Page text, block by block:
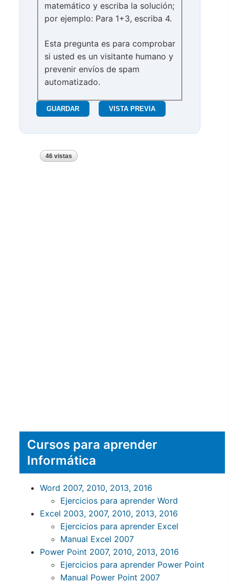
matemático y escriba la solución;
por ejemplo: Para 1+3, escriba 4.
Esta pregunta es para comprobar
si usted es un visitante humano y
prevenir envíos de spam
automatizado.
46 vistas
Cursos para aprender
Informática
Word 2007, 2010, 2013, 2016
Ejercicios para aprender Word
Excel 2003, 2007, 2010, 2013, 2016
Ejercicios para aprender Excel
Manual Excel 2007
Power Point 2007, 2010, 2013, 2016
Ejercicios para aprender Power Point
Manual Power Point 2007